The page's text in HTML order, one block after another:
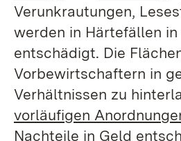
Verunkrautungen,
werden in Härtefällen in
entschädigt. Die
Vorbewirtschaftern in
Verhältnissen zu
vorläufigen
Nachteile in Geld